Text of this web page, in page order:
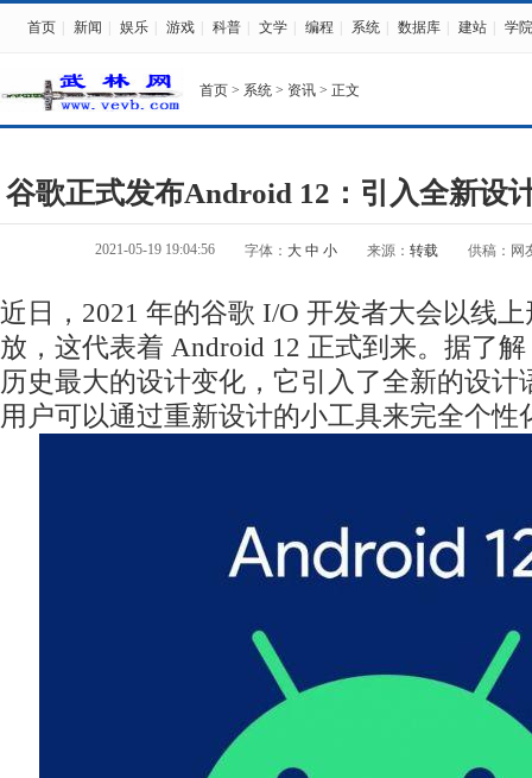
首页 新闻 娱乐 游戏 科普 文学 编程 系统 数据库 建站 学院
首页 > 系统 > 资讯 > 正文
谷歌正式发布Android 12：引入全新设
2021-05-19 19:04:56 字体： 大 中 小 来源： 转载 供稿：网
近日，2021 年的谷歌 I/O 开发者大会以线
放，这代表着 Android 12 正式到来。据了
历史最大的设计变化，它引入了全新的设计
用户可以通过重新设计的小工具来完全个性